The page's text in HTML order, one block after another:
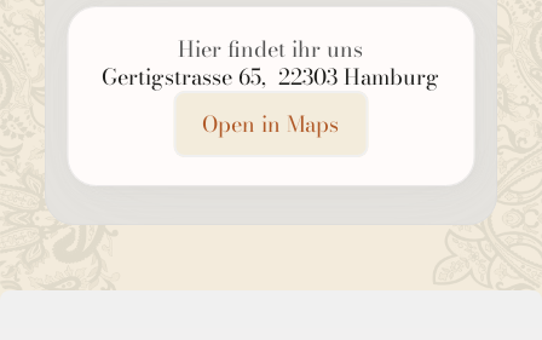
Hier findet ihr uns
Gertigstrasse 65,  22303 Hamburg
Open in Maps